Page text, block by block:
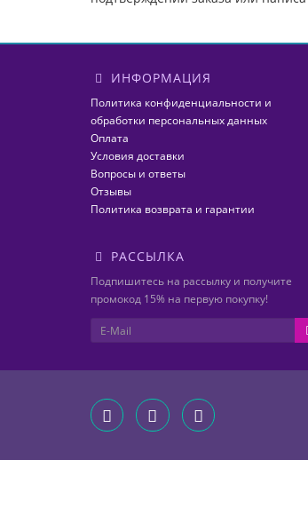
ИНФОРМАЦИЯ
Политика конфиденциальности и
обработки персональных данных
Оплата
Условия доставки
Вопросы и ответы
Отзывы
Политика возврата и гарантии
РАССЫЛКА
Подпишитесь на рассылку и получите
промокод 15% на первую покупку!